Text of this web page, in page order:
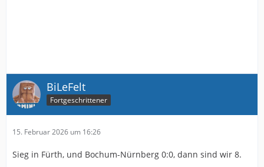
BiLeFelt
Fortgeschrittener
15. Februar 2026 um 16:26
Sieg in Fürth, und Bochum-Nürnberg 0:0, dann sind wir 8.